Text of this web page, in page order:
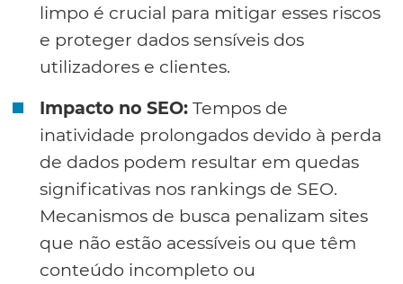
limpo é crucial para mitigar esses riscos
e proteger dados sensíveis dos
utilizadores e clientes.
Impacto no SEO: Tempos de
inatividade prolongados devido à perda
de dados podem resultar em quedas
significativas nos rankings de SEO.
Mecanismos de busca penalizam sites
que não estão acessíveis ou que têm
conteúdo incompleto ou